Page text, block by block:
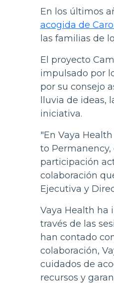
En los últimos
acogida de
las familias de
El proyecto
impulsado por
por su consejo
lluvia de
iniciativa.
"En Vaya
to
participación
colaboración
Ejecutiva y
Vaya Health ha
través de las
han contado
colaboración,
cuidados de
recursos y